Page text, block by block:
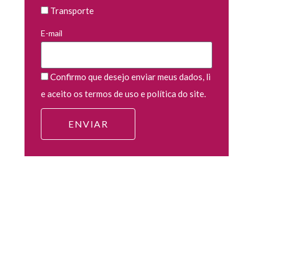
Transporte
E-mail
Confirmo que desejo enviar meus dados, li
e aceito os termos de uso e política do site.